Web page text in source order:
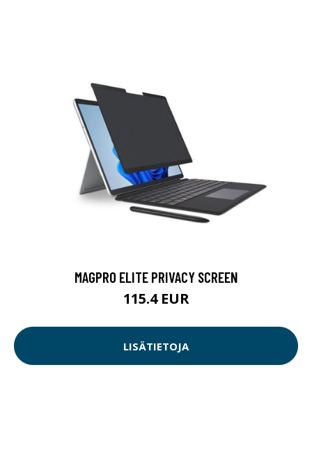
MAGPRO ELITE PRIVACY SCREEN
115.4 EUR
LISÄTIETOJA